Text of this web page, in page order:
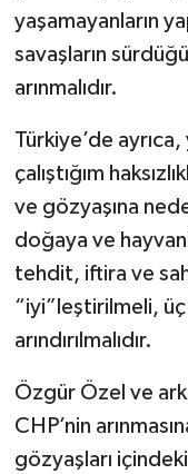
yaşamayanların
savaşların
arınmalıdır.
Türkiye’de
çalıştığım
ve gözyaşına
doğaya ve
tehdit, iftira ve
“iyi”leştirilmeli, üç
arındırılmalıdır.
Özgür Özel ve
CHP’nin
gözyaşları içindeki